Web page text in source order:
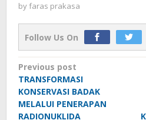
by faras prakasa
Follow Us On
Post
navigation
Previous post
TRANSFORMASI
KONSERVASI BADAK
MELALUI PENERAPAN
RADIONUKLIDA